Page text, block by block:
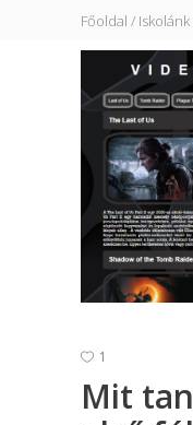
Főoldal
1
Mit